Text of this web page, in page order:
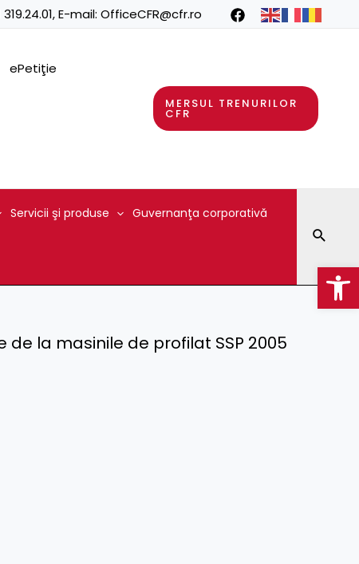
, E-mail: OfficeCFR@cfr.ro
ePetiţie
MERSUL TRENURILOR
CFR
Servicii şi produse Guvernanţa corporativă
la masinile de profilat SSP 2005